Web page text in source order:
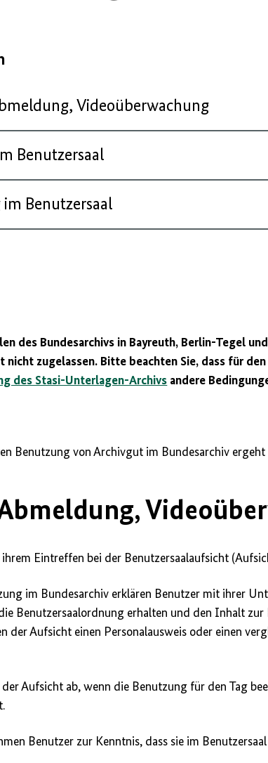
Videoüberwachung
Benutzersaal
Benutzersaal
des Bundesarchivs in Bayreuth, Berlin-Tegel
nicht zugelassen. Bitte beachten Sie, dass für
des Stasi-Unterlagen-Archivs andere
Benutzung von Archivgut im Bundesarchiv
Eintreffen bei der Benutzersaalaufsicht
im Bundesarchiv erklären Benutzer mit ihrer
Benutzersaalordnung erhalten und den Inhalt zur
der Aufsicht einen Personalausweis oder einen
Aufsicht ab, wenn die Benutzung für den Tag
Benutzer zur Kenntnis, dass sie im